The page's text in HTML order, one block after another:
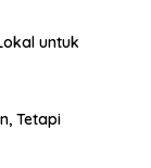
untuk
Tetapi